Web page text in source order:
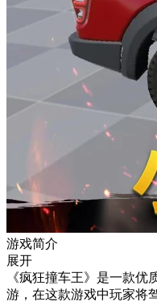
游戏简介
展开
《疯狂撞车王》是一款
游，在这款游戏中玩家将